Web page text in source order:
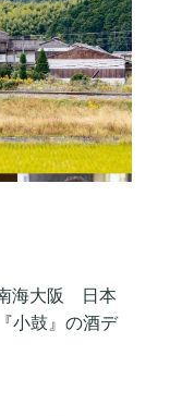
海大阪 日本
小鼓』の酒デ